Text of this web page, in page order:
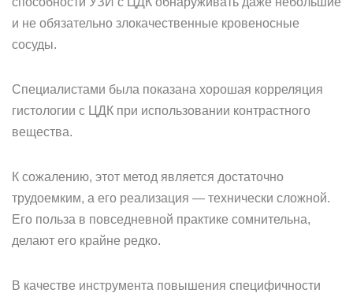
и не обязательно злокачественные кровеносные
сосуды.
Специалистами была показана хорошая корреляция
гистологии с ЦДК при использовании контрастного
вещества.
К сожалению, этот метод является достаточно
трудоемким, а его реализация — технически сложной.
Его польза в повседневной практике сомнительна,
делают его крайне редко.
В качестве инструмента повышения специфичности